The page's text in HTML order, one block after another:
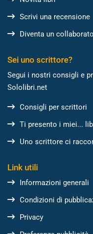
Scrivi una recensione
Diventa un
Sei uno scrittore?
Segui i nostri consigli e
Sololibri.net
Consigli per scrittori
Ti presento i miei...
Uno scrittore ci
Link utili
Informazioni generali
Condizioni di
Privacy